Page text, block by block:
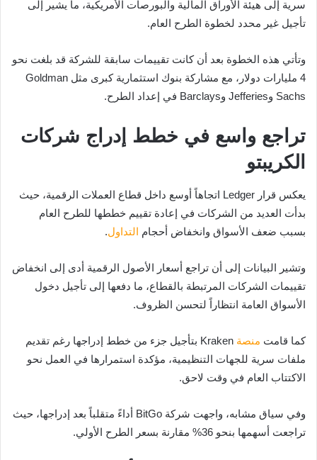
سرية إلى هيئة الأوراق المالية والبورصات الأمريكية، ما يشير إلى
تأجيل غير محدد لخطوة الطرح العام.
وتأتي هذه الخطوة بعد أن كانت تقييمات سابقة للشركة قد بلغت نحو
4 مليارات دولار، مع مشاركة بنوك استثمارية كبرى مثل Goldman
Sachs وJefferies وBarclays في إعداد الطرح.
تراجع واسع في خطط إدراج شركات
الكريبتو
يعكس قرار Ledger اتجاهاً أوسع داخل قطاع العملات الرقمية، حيث
بدأت العديد من الشركات في إعادة تقييم خططها للطرح العام
بسبب ضعف الأسواق وانخفاض أحجام التداول.
وتشير البيانات إلى أن تراجع أسعار الأصول الرقمية أدى إلى انخفاض
تقييمات الشركات المرتبطة بالقطاع، ما دفعها إلى تأجيل دخول
الأسواق العامة انتظاراً لتحسن الظروف.
كما قامت منصة
Kraken بتأجيل جزء من خطط إدراجها رغم تقديم
ملفات سرية للجهات التنظيمية، مؤكدة استمرارها في العمل نحو
الاكتتاب العام في وقت لاحق.
وفي سياق مشابه، واجهت شركة BitGo أداءً متقلباً بعد إدراجها، حيث
تراجعت أسهمها بنحو 36% مقارنة بسعر الطرح الأولي.